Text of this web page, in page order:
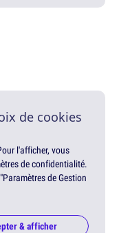
de cookies
l'afficher, vous
de confidentialité.
de Gestion
& afficher